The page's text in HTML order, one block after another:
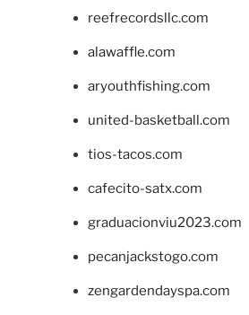
reefrecordsllc.com
alawaffle.com
aryouthfishing.com
united-basketball.com
tios-tacos.com
cafecito-satx.com
graduacionviu2023.com
pecanjackstogo.com
zengardendayspa.com